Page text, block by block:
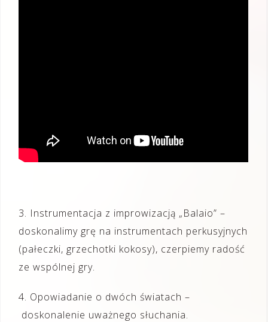
3. Instrumentacja z improwizacją „Balaio” –
doskonalimy grę na instrumentach perkusyjnych
(pałeczki, grzechotki kokosy), czerpiemy radość
ze wspólnej gry.
4. Opowiadanie o dwóch światach –
doskonalenie uważnego słuchania.